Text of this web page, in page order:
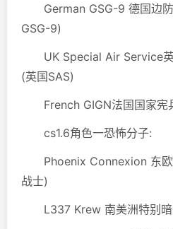
German GSG-9 德国边防
GSG-9)
UK Special Air Service英
(英国SAS)
French GIGN法国国家宪
cs1.6角色一恐怖分子:
Phoenix Connexion 东欧
战士)
L337 Krew 南美洲特别暗